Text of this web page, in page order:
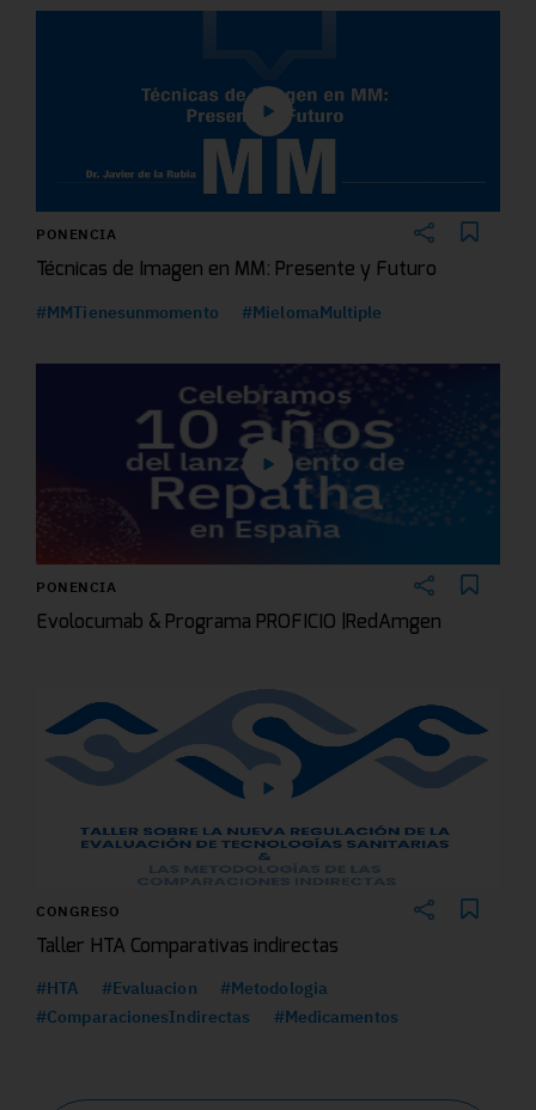
PONENCIA
Técnicas de Imagen en MM: Presente y Futuro
#MMTienesunmomento #MielomaMultiple
PONENCIA
Evolocumab & Programa PROFICIO |RedAmgen
CONGRESO
Taller HTA Comparativas indirectas
#HTA #Evaluacion
#Metodologia
#ComparacionesIndirectas
#Medicamentos